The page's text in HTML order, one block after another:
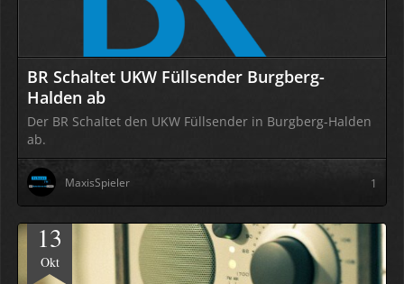
BR Schaltet UKW Füllsender Burgberg-
Halden ab
Der BR Schaltet den UKW Füllsender in Burgberg-Halden
ab.
MaxisSpieler 1
13
Okt